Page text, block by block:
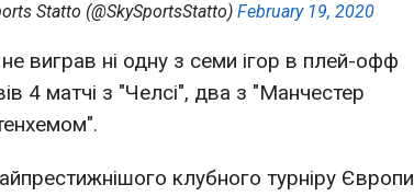
Statto (@SkySportsStatto) February 19, 2020
виграв ні одну з семи ігор в плей-офф
4 матчі з "Челсі", два з "Манчестер
клубного турніру Європи